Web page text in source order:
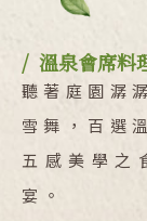
/ 溫泉會席料
聽著庭園潺
雪舞，百選
五感美學之
宴。